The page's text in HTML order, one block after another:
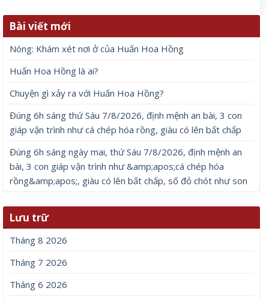
Bài viết mới
Nóng: Khám xét nơi ở của Huấn Hoa Hồng
Huấn Hoa Hồng là ai?
Chuyện gì xảy ra với Huấn Hoa Hồng?
Đúng 6h sáng thứ Sáu 7/8/2026, định mệnh an bài, 3 con
giáp vận trình như cá chép hóa rồng, giàu có lên bất chấp
Đúng 6h sáng ngày mai, thứ Sáu 7/8/2026, định mệnh an
bài, 3 con giáp vận trình như &amp;apos;cá chép hóa
rồng&amp;apos;, giàu có lên bất chấp, số đỏ chót như son
Lưu trữ
Tháng 8 2026
Tháng 7 2026
Tháng 6 2026